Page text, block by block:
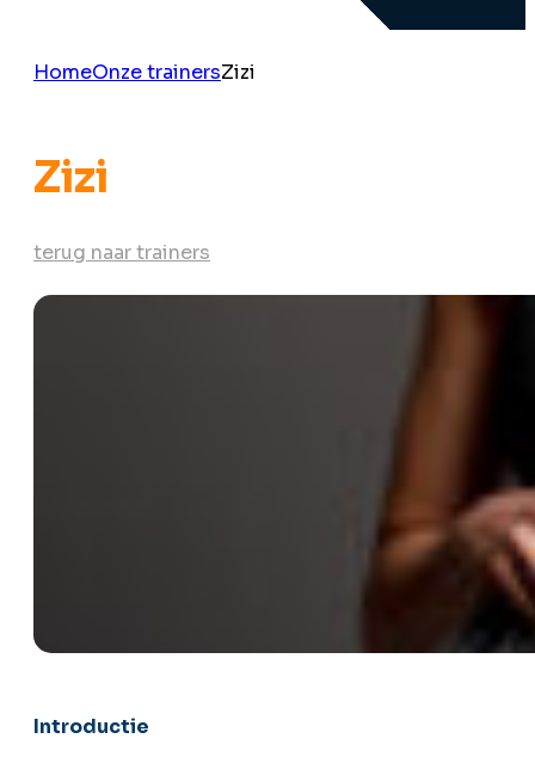
HomeOnze trainersZizi
Zizi
terug naar trainers
Introductie